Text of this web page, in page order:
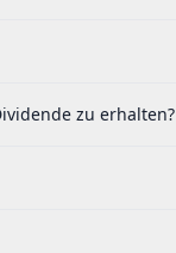
zu erhalten?